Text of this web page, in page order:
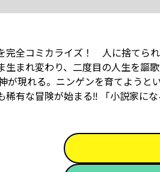
完全コミカライズ！ 人に捨て
まれ変わり、二度目の人生を謳
が現れる。ニンゲンを育てよう
稀有な冒険が始まる!! 「小説家に